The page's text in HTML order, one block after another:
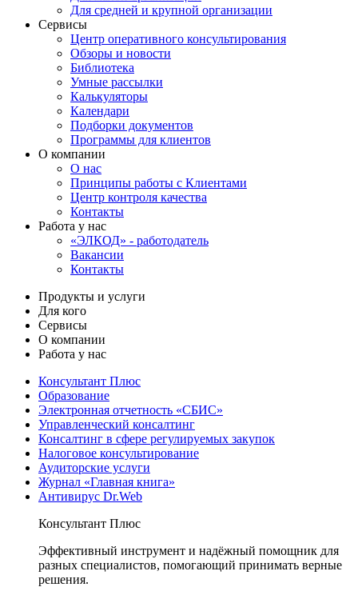
Для средней и крупной организации
Сервисы
Центр оперативного консультирования
Обзоры и новости
Библиотека
Умные рассылки
Калькуляторы
Календари
Подборки документов
Программы для клиентов
О компании
О нас
Принципы работы с Клиентами
Центр контроля качества
Контакты
Работа у нас
«ЭЛКОД» - работодатель
Вакансии
Контакты
Продукты и услуги
Для кого
Сервисы
О компании
Работа у нас
Консультант Плюс
Образование
Электронная отчетность «СБИС»
Управленческий консалтинг
Консалтинг в сфере регулируемых закупок
Налоговое консультирование
Аудиторские услуги
Журнал «Главная книга»
Антивирус Dr.Web
Консультант Плюс
Эффективный инструмент и надёжный помощник для
разных специалистов, помогающий принимать верные
решения.